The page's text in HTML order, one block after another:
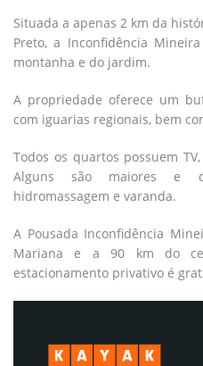
Situada a apenas 2 km da
Preto, a Inconfidência
montanha e do jardim.
A propriedade oferece um
com iguarias regionais, bem
Todos os quartos possuem
Alguns são maiores e
hidromassagem e varanda.
A Pousada Inconfidência
Mariana e a 90 km do
estacionamento privativo é